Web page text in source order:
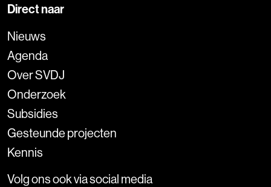
Direct naar
Nieuws
Agenda
Over SVDJ
Onderzoek
Subsidies
Gesteunde projecten
Kennis
Volg ons ook via social media